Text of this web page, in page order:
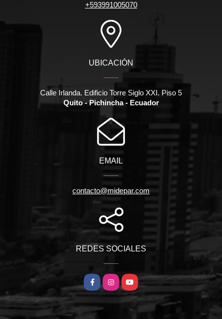
+593991005070
UBICACIÓN
Calle Irlanda. Edificio Torre Siglo XXI. Piso 5
Quito - Pichincha - Ecuador
EMAIL
contacto@midepar.com
REDES SOCIALES
FacebookInstagramYouTube